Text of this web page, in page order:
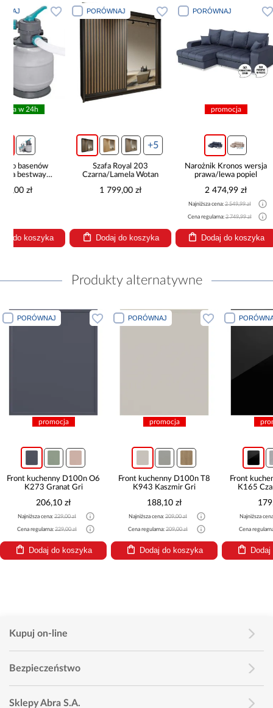
PORÓWNAJ
+5
Szafa Royal 203
Czarna/Lamela Wotan
Dodaj do koszyka
PORÓWNAJ
Narożnik Kronos wersja
prawa/lewa popiel
2 549,99 zł
2 749,99 zł
Dodaj do koszyka
Najniższa
Cena
Produkty alternatywne
PORÓWNAJ
promocja
Front kuchenny D100n O6
K273 Granat Gri
206,10 zł
Najniższa cena: 229,00 zł
Cena regularna: 229,00 zł
Dodaj do koszyka
PORÓWNAJ
promocja
Front kuchenny D100n T8
K943 Kaszmir Gri
188,10 zł
Najniższa cena: 209,00 zł
Cena regularna: 209,00 zł
Dodaj do koszyka
Front
K165
Najniższa
Cena
Kupuj on-line
Bezpieczeństwo
Sklepy Abra S.A.